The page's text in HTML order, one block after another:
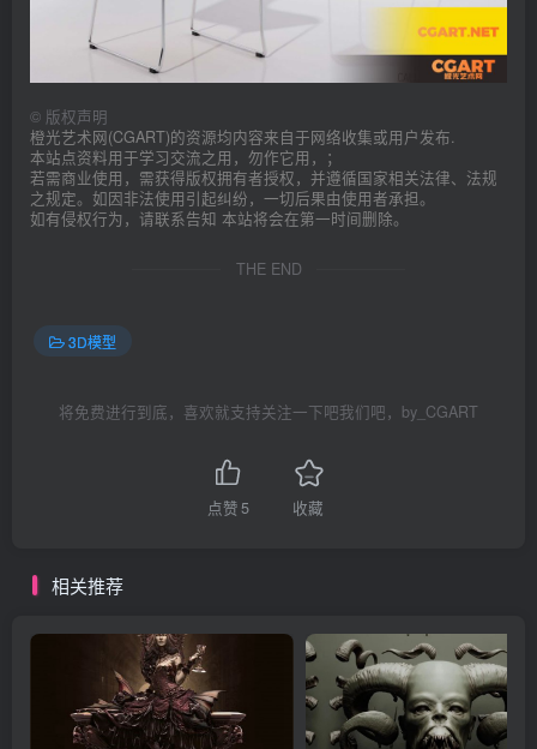
© 版权声明
橙光艺术网(CGART)的资源均内容来自于网络收集或用户发布.
本站点资料用于学习交流之用，勿作它用，；
若需商业使用，需获得版权拥有者授权，并遵循国家相关法律、法规
之规定。如因非法使用引起纠纷，一切后果由使用者承担。
如有侵权行为，请联系告知 本站将会在第一时间删除。
THE END
3D模型
将免费进行到底，喜欢就支持关注一下吧我们吧，by_CGART
点赞 5 收藏
相关推荐